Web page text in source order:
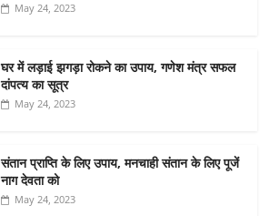
May 24, 2023
घर में लड़ाई झगड़ा रोकने का उपाय, गणेश मंत्र सफल
दांपत्य का सूत्र
May 24, 2023
संतान प्राप्ति के लिए उपाय, मनचाही संतान के लिए पूजें
नाग देवता को
May 24, 2023